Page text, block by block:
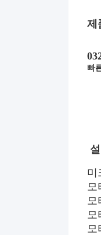
제
빠
미
모
모
모
모